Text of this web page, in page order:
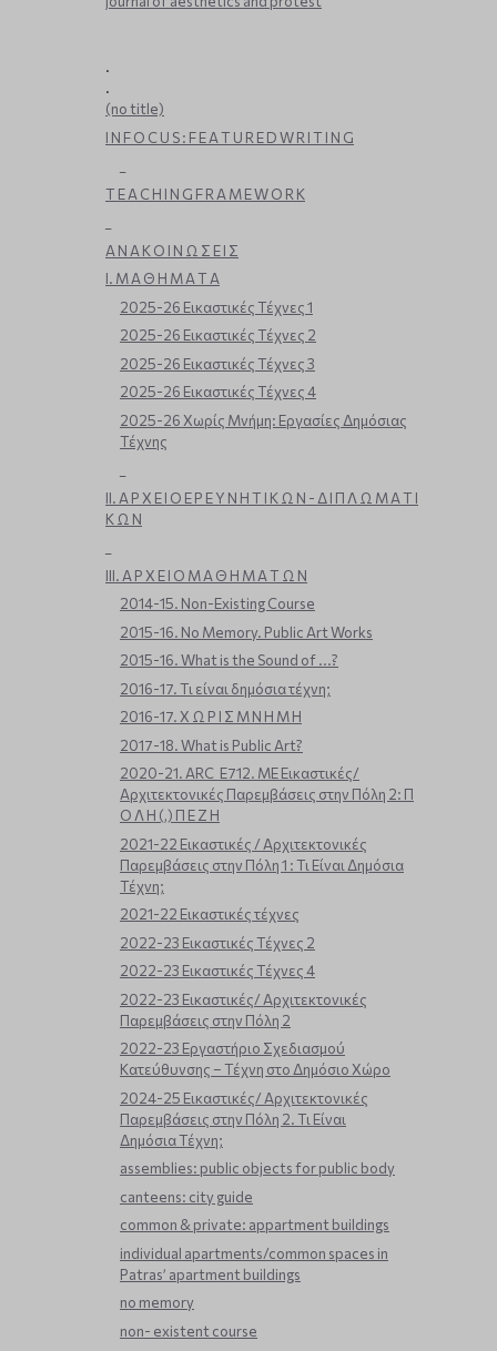
.
.
(no title)
I N F O C U S : F E A T U R E D W R I T I N G
T E A C H I N G F R A M E W O R K
Α Ν Α Κ Ο Ι Ν Ω Σ Ε Ι Σ
Ι. Μ Α Θ Η Μ Α Τ Α
2025-26 Εικαστικές Τέχνες 1
2025-26 Εικαστικές Τέχνες 2
2025-26 Εικαστικές Τέχνες 3
2025-26 Εικαστικές Τέχνες 4
2025-26 Χωρίς Μνήμη: Εργασίες Δημόσιας
Τέχνης
ΙΙ. Α Ρ Χ Ε Ι Ο Ε Ρ Ε Υ Ν Η Τ Ι Κ Ω Ν - Δ Ι Π Λ Ω Μ Α Τ Ι
Κ Ω Ν
ΙΙΙ. Α Ρ Χ Ε Ι Ο Μ Α Θ Η Μ Α Τ Ω Ν
2014-15. Non-Existing Course
2015-16. No Memory. Public Art Works
2015-16. What is the Sound of ...?
2016-17. Τι είναι δημόσια τέχνη;
2016-17. Χ Ω Ρ Ι Σ Μ Ν Η Μ Η
2017-18. What is Public Art?
2020-21. ARC_E712. ΜΕ Εικαστικές/
Αρχιτεκτονικές Παρεμβάσεις στην Πόλη 2: Π
Ο Λ Η (,) Π Ε Ζ Η
2021-22 Εικαστικές / Αρχιτεκτονικές
Παρεμβάσεις στην Πόλη 1 : Τι Είναι Δημόσια
Τέχνη;
2021-22 Εικαστικές τέχνες
2022-23 Εικαστικές Τέχνες 2
2022-23 Εικαστικές Τέχνες 4
2022-23 Εικαστικές/ Αρχιτεκτονικές
Παρεμβάσεις στην Πόλη 2
2022-23 Εργαστήριο Σχεδιασμού
Κατεύθυνσης – Τέχνη στο Δημόσιο Χώρο
2024-25 Εικαστικές/ Αρχιτεκτονικές
Παρεμβάσεις στην Πόλη 2. Τι Είναι
Δημόσια Τέχνη;
assemblies: public objects for public body
canteens: city guide
common & private: appartment buildings
individual apartments/common spaces in
Patras’ apartment buildings
no memory
non- existent course